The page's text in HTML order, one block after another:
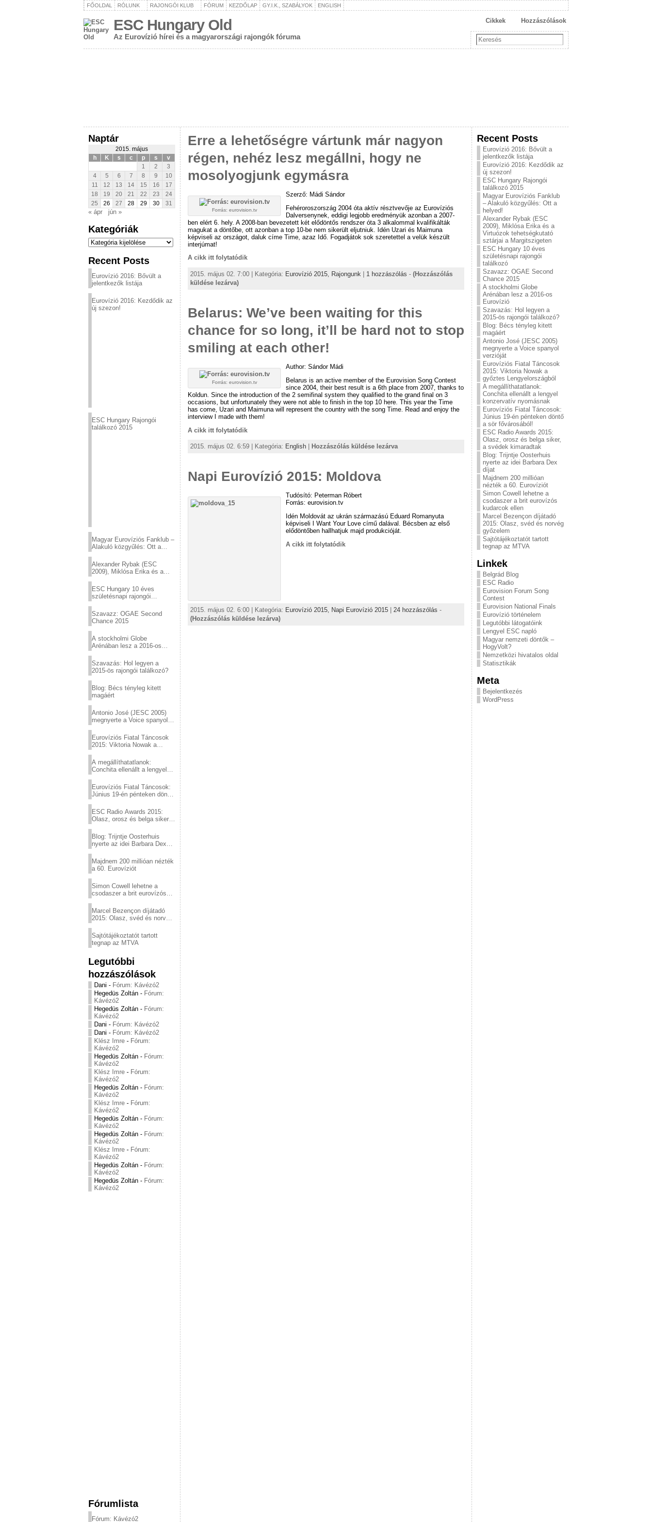
FŐOLDAL RÓLUNK RAJONGÓI KLUB FÓRUM KEZDŐLAP GY.I.K., SZABÁLYOK ENGLISH
ESC Hungary Old
Az Eurovízió hírei és a magyarországi rajongók fóruma
Hozzászólások
Cikkek
Naptár
2015. május
h
K s c p s
v
1
2
3
4
5 6 7 8 9
10
11
12 13 14 15 16
17
18
19 20 21 22 23
24
25
26 27 28 29 30 31
« ápr jún »
Kategóriák
Kategóriák
Recent Posts
Eurovízió 2016: Bővült a
jelentkezők listája
Eurovízió 2016: Kezdődik az
új szezon!
ESC Hungary Rajongói
találkozó 2015
Magyar Eurovíziós Fanklub –
Alakuló közgyűlés: Ott a
Alexander Rybak (ESC
2009), Miklósa Erika és a
sztárjai a Margitszigeten
ESC Hungary 10 éves
születésnapi rajongói
Szavazz: OGAE Second
Chance 2015
A stockholmi Globe
Arénában lesz a 2016-os
Szavazás: Hol legyen a
2015-ös rajongói találkozó?
Blog: Bécs tényleg kitett
magáért
Antonio José (JESC 2005)
megnyerte a Voice spanyol
Eurovíziós Fiatal Táncosok
2015: Viktoria Nowak a
A megállíthatatlanok:
Conchita ellenállt a lengyel
Eurovíziós Fiatal Táncosok:
Június 19-én pénteken döntő
ESC Radio Awards 2015:
Olasz, orosz és belga siker,
Blog: Trijntje Oosterhuis
nyerte az idei Barbara Dex
Majdnem 200 millióan nézték
a 60. Eurovíziót
Simon Cowell lehetne a
csodaszer a brit eurovízós
Marcel Bezençon díjátadó
2015: Olasz, svéd és norvég
Sajtótájékoztatót tartott
tegnap az MTVA
Legutóbbi
hozzászólások
Dani - Fórum: Kávézó2
Hegedüs Zoltán - Fórum:
Kávézó2
Hegedüs Zoltán - Fórum:
Kávézó2
Dani - Fórum: Kávézó2
Dani - Fórum: Kávézó2
Klész Imre - Fórum:
Kávézó2
Hegedüs Zoltán - Fórum:
Kávézó2
Klész Imre - Fórum:
Kávézó2
Hegedüs Zoltán - Fórum:
Kávézó2
Klész Imre - Fórum:
Kávézó2
Hegedüs Zoltán - Fórum:
Kávézó2
Hegedüs Zoltán - Fórum:
Kávézó2
Klész Imre - Fórum:
Kávézó2
Hegedüs Zoltán - Fórum:
Kávézó2
Hegedüs Zoltán - Fórum:
Kávézó2
Fórumlista
Fórum: Kávézó2
Erre a lehetőségre vártunk már nagyon
régen, nehéz lesz megállni, hogy ne
mosolyogjunk egymásra
Forrás: eurovision.tv
Szerző: Mádi Sándor
Fehéroroszország 2004 óta aktív résztvevője az Eurovíziós
Dalversenynek, eddigi legjobb eredményük azonban a 2007-
ben elért 6. hely. A 2008-ban bevezetett két elődöntős rendszer óta 3 alkalommal kvalifikálták
magukat a döntőbe, ott azonban a top 10-be nem sikerült eljutniuk. Idén Uzari és Maimuna
képviseli az országot, daluk címe Time, azaz Idő. Fogadjátok sok szeretettel a velük készült
interjúmat!
A cikk itt folytatódik
2015. május 02. 7:00 | Kategória: Eurovízió 2015, Rajongunk 1 hozzászólás - (Hozzászólás
küldése lezárva)
Belarus: We’ve been waiting for this
chance for so long, it’ll be hard not to stop
smiling at each other!
Forrás: eurovision.tv
Author: Sándor Mádi
Belarus is an active member of the Eurovision Song Contest
since 2004, their best result is a 6th place from 2007, thanks to
Koldun. Since the introduction of the 2 semifinal system they qualified to the grand final on 3
occasions, but unfortunately they were not able to finish in the top 10 here. This year the Time
has come, Uzari and Maimuna will represent the country with the song Time. Read and enjoy the
interview I made with them!
A cikk itt folytatódik
2015. május 02. 6:59 | Kategória: English Hozzászólás küldése lezárva
Napi Eurovízió 2015: Moldova
Tudósító: Peterman Róbert
Forrás: eurovision.tv
Idén Moldovát az ukrán származású Eduard Romanyuta
képviseli I Want Your Love című dalával. Bécsben az első
elődöntőben hallhatjuk majd produkcióját.
A cikk itt folytatódik
2015. május 02. 6:00 | Kategória: Eurovízió 2015, Napi Eurovízió 2015 24 hozzászólás -
(Hozzászólás küldése lezárva)
Recent Posts
Eurovízió 2016: Bővült a
jelentkezők listája
Eurovízió 2016: Kezdődik az
új szezon!
ESC Hungary Rajongói
találkozó 2015
Magyar Eurovíziós Fanklub
– Alakuló közgyűlés: Ott a
helyed!
Alexander Rybak (ESC
2009), Miklósa Erika és a
Virtuózok tehetségkutató
sztárjai a Margitszigeten
ESC Hungary 10 éves
születésnapi rajongói
találkozó
Szavazz: OGAE Second
Chance 2015
A stockholmi Globe
Arénában lesz a 2016-os
Eurovízió
Szavazás: Hol legyen a
2015-ös rajongói találkozó?
Blog: Bécs tényleg kitett
magáért
Antonio José (JESC 2005)
megnyerte a Voice spanyol
verzióját
Eurovíziós Fiatal Táncosok
2015: Viktoria Nowak a
győztes Lengyelországból
A megállíthatatlanok:
Conchita ellenállt a lengyel
konzervatív nyomásnak
Eurovíziós Fiatal Táncosok:
Június 19-én pénteken döntő
a sör fővárosából!
ESC Radio Awards 2015:
Olasz, orosz és belga siker,
a svédek kimaradtak
Blog: Trijntje Oosterhuis
nyerte az idei Barbara Dex
díjat
Majdnem 200 millióan
nézték a 60. Eurovíziót
Simon Cowell lehetne a
csodaszer a brit eurovízós
kudarcok ellen
Marcel Bezençon díjátadó
2015: Olasz, svéd és norvég
győzelem
Sajtótájékoztatót tartott
tegnap az MTVA
Linkek
Belgrád Blog
ESC Radio
Eurovision Forum Song
Contest
Eurovision National Finals
Eurovízió történelem
Legutóbbi látogatóink
Lengyel ESC napló
Magyar nemzeti döntők –
HogyVolt?
Nemzetközi hivatalos oldal
Statisztikák
Meta
Bejelentkezés
WordPress